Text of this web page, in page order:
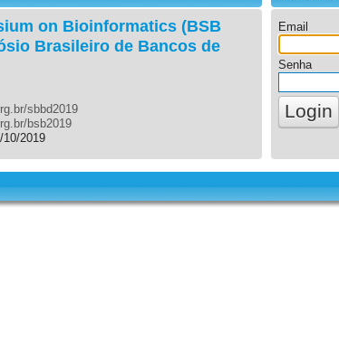
on Bioinformatics (BSB
Brasileiro de Bancos de
sbbd2019
bsb2019
10/2019
Email
Senha